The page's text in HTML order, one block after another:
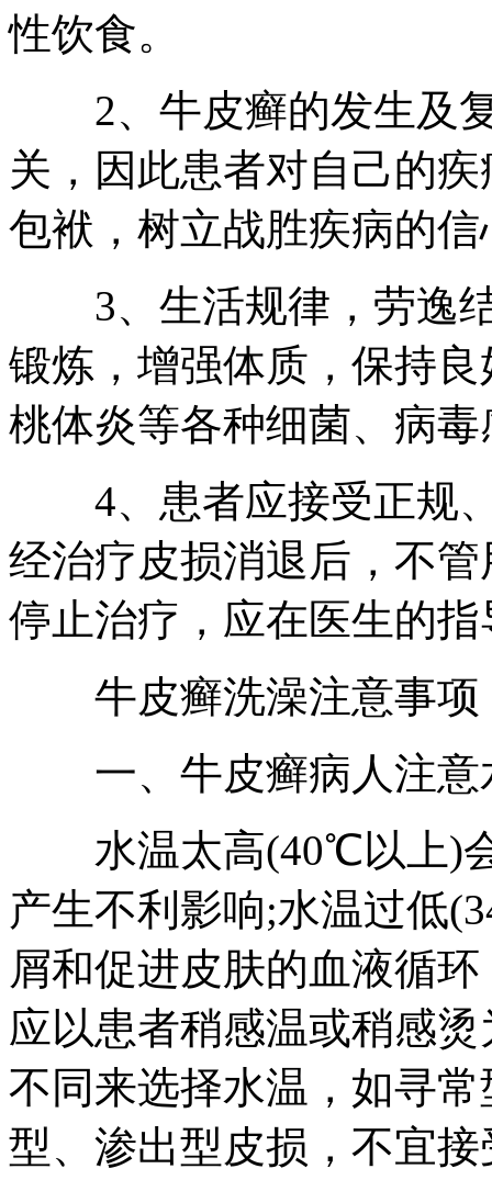
性饮食。
2、牛皮癣的发生及复
关，因此患者对自己的
包袱，树立战胜疾病的信
3、生活规律，劳逸结
锻炼，增强体质，保持
桃体炎等各种细菌、病毒
4、患者应接受正规、
经治疗皮损消退后，不
停止治疗，应在医生的
牛皮癣洗澡注意事项
一、牛皮癣病人注意
水温太高(40℃以上)会
产生不利影响;水温过低
屑和促进皮肤的血液循
应以患者稍感温或稍感
不同来选择水温，如寻
型、渗出型皮损，不宜